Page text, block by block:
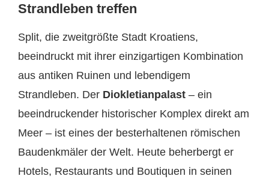
Strandleben treffen
Split, die zweitgrößte Stadt Kroatiens,
beeindruckt mit ihrer einzigartigen Kombination
aus antiken Ruinen und lebendigem
Strandleben. Der Diokletianpalast – ein
beeindruckender historischer Komplex direkt am
Meer – ist eines der besterhaltenen römischen
Baudenkmäler der Welt. Heute beherbergt er
Hotels, Restaurants und Boutiquen in seinen